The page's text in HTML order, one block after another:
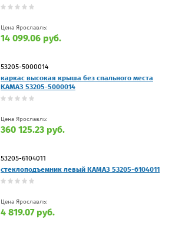
Цена Ярославль:
14 099.06 руб.
53205-5000014
каркас высокая крыша без спального места
КАМАЗ 53205-5000014
Цена Ярославль:
360 125.23 руб.
53205-6104011
стеклоподъемник левый КАМАЗ 53205-6104011
Цена Ярославль:
4 819.07 руб.